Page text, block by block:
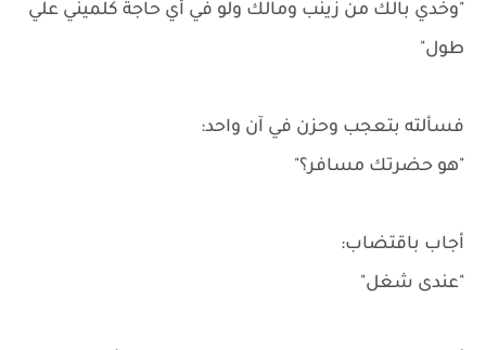
"وخدي بالك من زينب ومالك ولو في أي حاجة كلميني علي
طول"
فسألته بتعجب وحزن في آن واحد:
"هو حضرتك مسافر؟"
أجاب باقتضاب:
"عندى شغل"